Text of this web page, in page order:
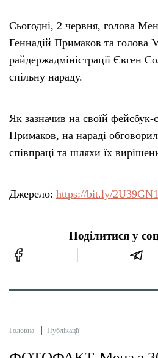
Сьогодні, 2 червня, голова
Геннадій Примаков та голова
райдержадміністрації Євген
спільну нараду.
Як зазначив на своїй фейсбук-
Примаков, на нараді
співпраці та шляхи їх
Джерело: https://bit.ly/2U39GN1
Поділитися у
Головна Публікації